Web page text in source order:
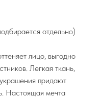
отдельно)
лицо, выгодно
Легкая ткань,
придают
Настоящая мечта